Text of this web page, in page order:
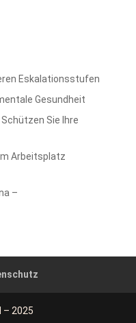
Eskalationsstufen
Gesundheit
Sie Ihre
Arbeitsplatz
–
– 2025